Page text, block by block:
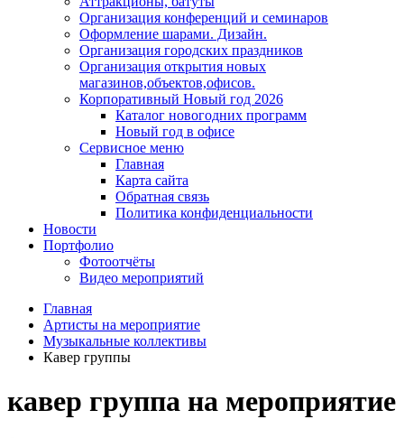
Организация конференций и семинаров
Оформление шарами. Дизайн.
Организация городских праздников
Организация открытия новых
магазинов,объектов,офисов.
Корпоративный Новый год 2026
Каталог новогодних программ
Новый год в офисе
Сервисное меню
Главная
Карта сайта
Обратная связь
Политика конфиденциальности
Новости
Портфолио
Фотоотчёты
Видео мероприятий
Главная
Артисты на мероприятие
Музыкальные коллективы
Кавер группы
кавер группа на мероприятие